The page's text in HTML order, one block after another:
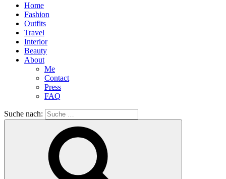
Home
Fashion
Outfits
Travel
Interior
Beauty
About
Me
Contact
Press
FAQ
Suche nach: